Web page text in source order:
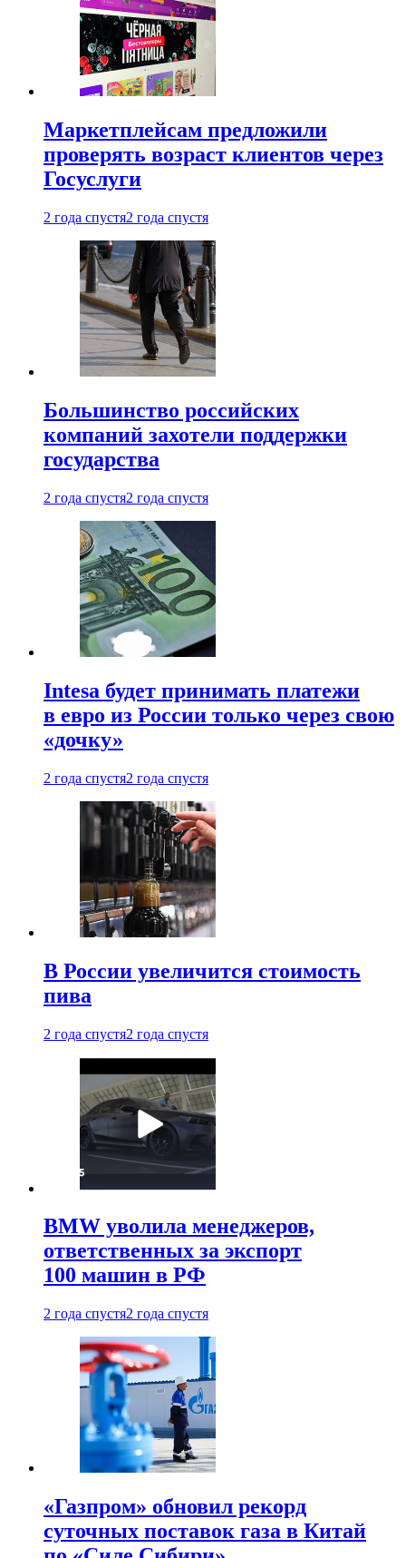
Маркетплейсам предложили
проверять возраст клиентов через
Госуслуги
2 года спустя2 года спустя
Большинство российских
компаний захотели поддержки
государства
2 года спустя2 года спустя
Intesa будет принимать платежи
в евро из России только через свою
«дочку»
2 года спустя2 года спустя
В России увеличится стоимость
пива
2 года спустя2 года спустя
BMW уволила менеджеров,
ответственных за экспорт
100 машин в РФ
2 года спустя2 года спустя
«Газпром» обновил рекорд
суточных поставок газа в Китай